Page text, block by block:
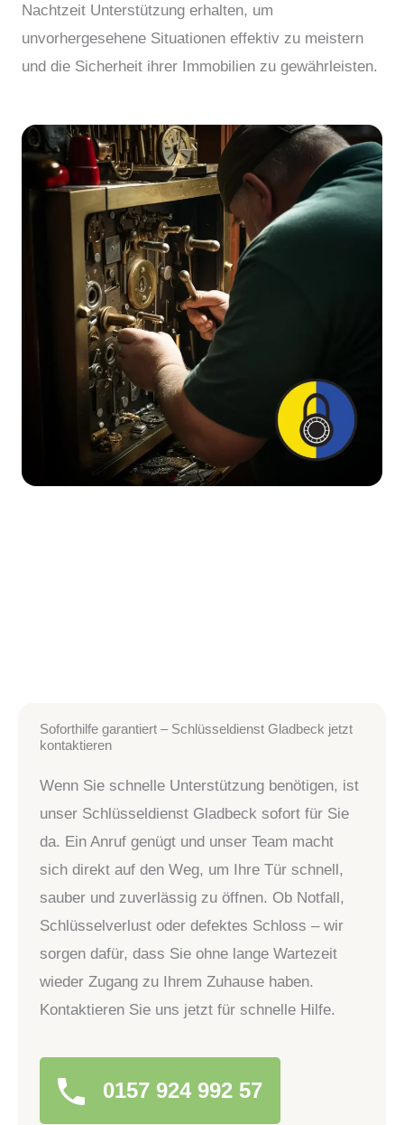
Nachtzeit Unterstützung erhalten, um
unvorhergesehene Situationen effektiv zu meistern
und die Sicherheit ihrer Immobilien zu gewährleisten.
Soforthilfe garantiert – Schlüsseldienst Gladbeck jetzt
kontaktieren
Wenn Sie schnelle Unterstützung benötigen, ist
unser Schlüsseldienst Gladbeck sofort für Sie
da. Ein Anruf genügt und unser Team macht
sich direkt auf den Weg, um Ihre Tür schnell,
sauber und zuverlässig zu öffnen. Ob Notfall,
Schlüsselverlust oder defektes Schloss – wir
sorgen dafür, dass Sie ohne lange Wartezeit
wieder Zugang zu Ihrem Zuhause haben.
Kontaktieren Sie uns jetzt für schnelle Hilfe.
0157 924 992 57